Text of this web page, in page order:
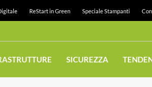
ReStart in Green Speciale Stampanti
SICUREZZA